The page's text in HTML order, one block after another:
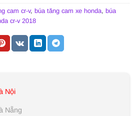
cam cr-v, búa tăng cam xe honda, búa
cr-v 2018
Nội
Nẵng